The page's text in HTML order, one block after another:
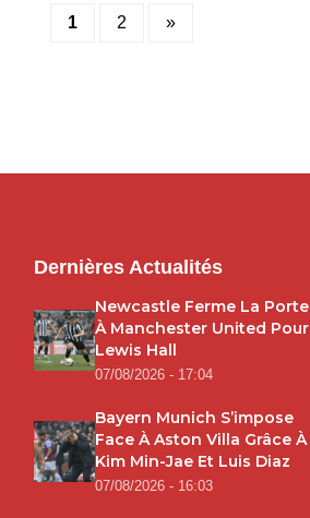
Posts
1 2 »
Dernières Actualités
Newcastle Ferme La Porte
À Manchester United Pour
Lewis Hall
07/08/2026 - 17:04
Bayern Munich S’impose
Face À Aston Villa Grâce À
Kim Min-Jae Et Luis Diaz
07/08/2026 - 16:03